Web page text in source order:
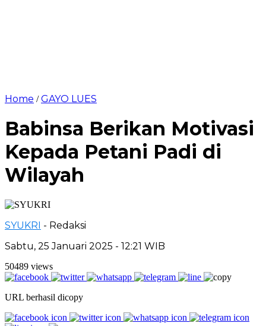
Home /GAYO LUES
Babinsa Berikan Motivasi
Kepada Petani Padi di
Wilayah
SYUKRI - Redaksi
Sabtu, 25 Januari 2025 - 12:21 WIB
50489 views
URL berhasil dicopy